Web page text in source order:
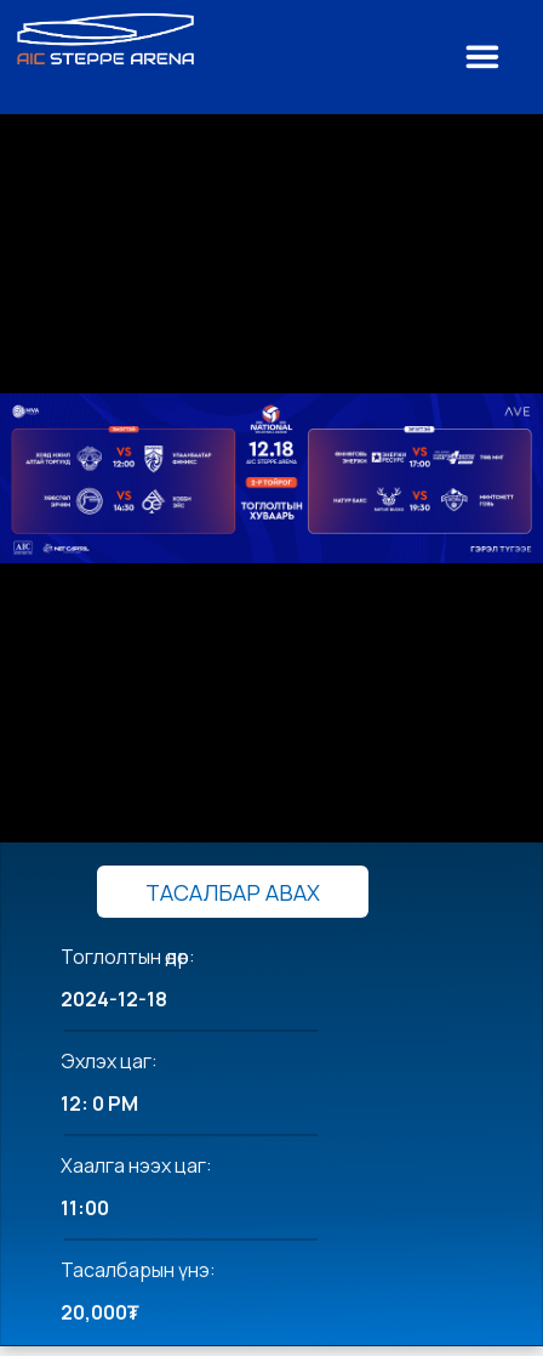
ТАСАЛБАР АВАХ
Тоглолтын өдөр:
2024-12-18
Эхлэх цаг:
12: 0 PM
Хаалга нээх цаг:
11:00
Тасалбарын үнэ:
20,000₮